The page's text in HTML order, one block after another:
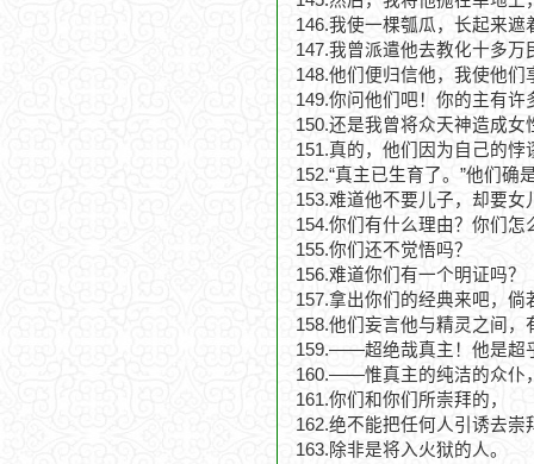
146.我使一棵瓠瓜，长起来遮
147.我曾派遣他去教化十多万
148.他们便归信他，我使他们
149.你问他们吧！你的主有
150.还是我曾将众天神造成
151.真的，他们因为自己的悖
152.“真主已生育了。”他们确
153.难道他不要儿子，却要女
154.你们有什么理由？你们怎
155.你们还不觉悟吗？
156.难道你们有一个明证吗？
157.拿出你们的经典来吧，倘
158.他们妄言他与精灵之间
159.——超绝哉真主！他是超
160.——惟真主的纯洁的众仆
161.你们和你们所崇拜的，
162.绝不能把任何人引诱去崇
163.除非是将入火狱的人。